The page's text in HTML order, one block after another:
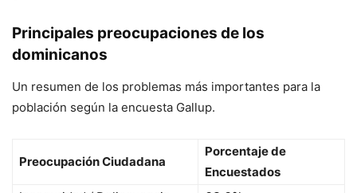
Principales preocupaciones de los
dominicanos
Un resumen de los problemas más importantes para la
población según la encuesta Gallup.
Preocupación Ciudadana
Porcentaje de
Encuestados